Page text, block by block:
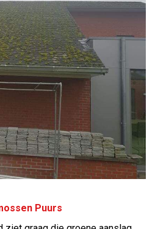
Puurs